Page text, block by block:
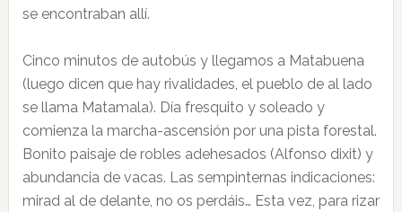
se encontraban allí.
Cinco minutos de autobús y llegamos a Matabuena
(luego dicen que hay rivalidades, el pueblo de al lado
se llama Matamala). Día fresquito y soleado y
comienza la marcha-ascensión por una pista forestal.
Bonito paisaje de robles adehesados (Alfonso dixit) y
abundancia de vacas. Las sempinternas indicaciones:
mirad al de delante, no os perdáis… Esta vez, para rizar